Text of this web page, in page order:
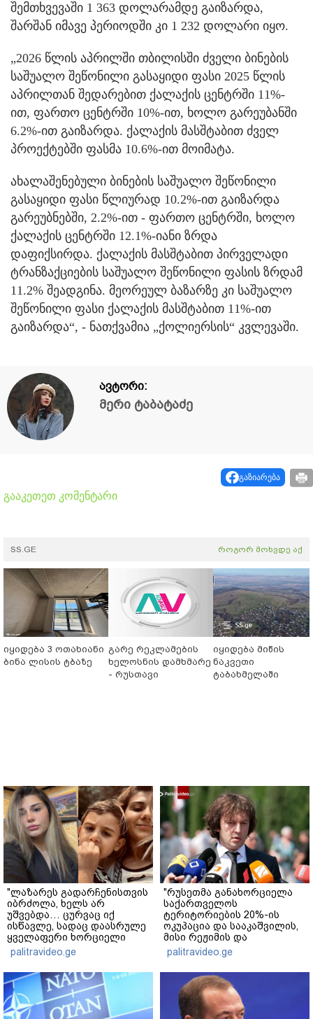
შემთხვევაში 1 363 დოლარამდე გაიზარდა,
შარშან იმავე პერიოდში კი 1 232 დოლარი იყო.
„2026 წლის აპრილში თბილისში ძველი ბინების
საშუალო შეწონილი გასაყიდი ფასი 2025 წლის
აპრილთან შედარებით ქალაქის ცენტრში 11%-
ით, ფართო ცენტრში 10%-ით, ხოლო გარეუბანში
6.2%-ით გაიზარდა. ქალაქის მასშტაბით ძველ
პროექტებში ფასმა 10.6%-ით მოიმატა.
ახალაშენებული ბინების საშუალო შეწონილი
გასაყიდი ფასი წლიურად 10.2%-ით გაიზარდა
გარეუბნებში, 2.2%-ით - ფართო ცენტრში, ხოლო
ქალაქის ცენტრში 12.1%-იანი ზრდა
დაფიქსირდა. ქალაქის მასშტაბით პირველადი
ტრანზაქციების საშუალო შეწონილი ფასის ზრდამ
11.2% შეადგინა. მეორეულ ბაზარზე კი საშუალო
შეწონილი ფასი ქალაქის მასშტაბით 11%-ით
გაიზარდა“, - ნათქვამია „ქოლიერსის“ კვლევაში.
ავტორი:
მერი ტაბატაძე
გაზიარება
გააკეთეთ კომენტარი
SS.GE როგორ მოხვდე აქ
იყიდება 3 ოთახიანი
ბინა ლისის ტბაზე
გარე რეკლამების
ხელოსნის დამხმარე
- რუსთავი
იყიდება მიწის
ნაკვეთი
ტაბახმელაში
"ლაზარეს გადარჩენისთვის
იბრძოლა, ხელს არ
უშვებდა… ცურვაც იქ
ისწავლე, სადაც დაასრულე
ყველაფერი ხორციელი
ცხოვრებიდან" – რას წერს
ხობში დაღუპული დედა-
შვილის ახლობელი?
palitravideo.ge
"რუსეთმა განახორციელა
საქართველოს
ტერიტორიების 20%-ის
ოკუპაცია და სააკაშვილის,
მისი რეჟიმის და
"ნაცმოძრაობის" ღალატი
ვერანაირად ვერ
გადაფარავს ამ
დანაშაულს" - ირაკლი
კობახიძე
palitravideo.ge